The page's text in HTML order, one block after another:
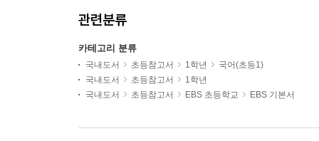
관련분류
카테고리 분류
국내도서 초등참고서 1학년
국어(초등1)
국내도서
초등참고서
1학년
국내도서
초등참고서 EBS 초등학교 EBS 기본서